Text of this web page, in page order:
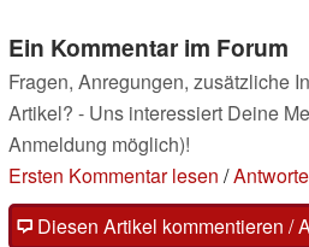
Ein Kommentar im Forum
Fragen, Anregungen, zusätzliche
Artikel? - Uns interessiert Deine
Anmeldung möglich)!
Ersten Kommentar lesen /
Diesen Artikel kommentieren /